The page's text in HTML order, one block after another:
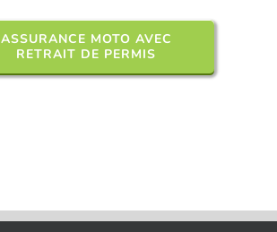
ASSURANCE MOTO AVEC
RETRAIT DE PERMIS